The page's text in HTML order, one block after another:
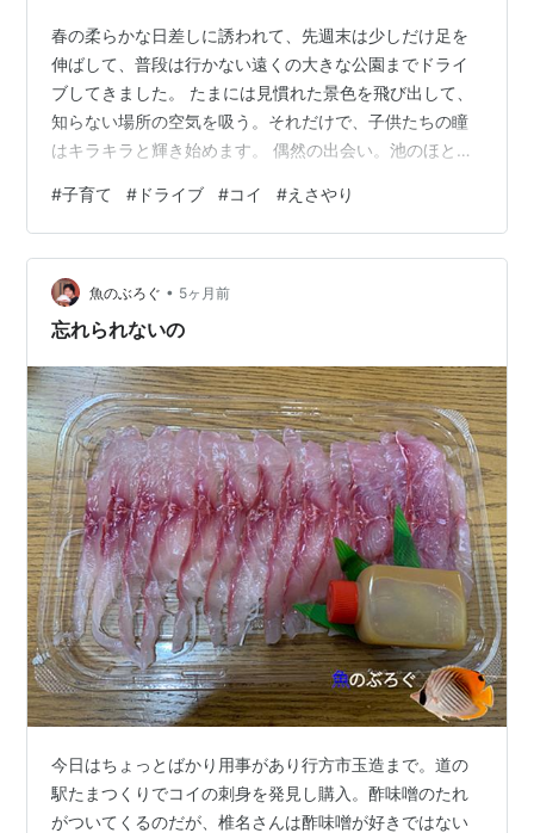
春の柔らかな日差しに誘われて、先週末は少しだけ足を
伸ばして、普段は行かない遠くの大きな公園までドライ
ブしてきました。 たまには見慣れた景色を飛び出して、
知らない場所の空気を吸う。それだけで、子供たちの瞳
はキラキラと輝き始めます。 偶然の出会い。池のほとり
そこには、色とりどりの立派なコイたちが優雅に泳いで
いました。 ふと見ると、一人の年配の男性が、慣れた手
つきでコイたちにエサをあげていたんです。パンくずで
しょうか。 バシャバシャと音を立てて集まってくるコイ
の大群に、次男（3歳）が釘付けに。 少し離れた場所か
#子育て # ドライブ #コイ #えさやり
魚のぶろぐ • 5ヶ月前
忘れられないの
今日はちょっとばかり用事があり行方市玉造まで。道の
駅たまつくりでコイの刺身を発見し購入。酢味噌のたれ
がついてくるのだが、椎名さんは酢味噌が好きではない